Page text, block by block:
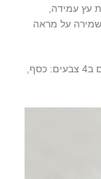
עץ עמידה,
על מראה
מיועד לתמונות קנבס, קיים ב4 צבעים: כסף,